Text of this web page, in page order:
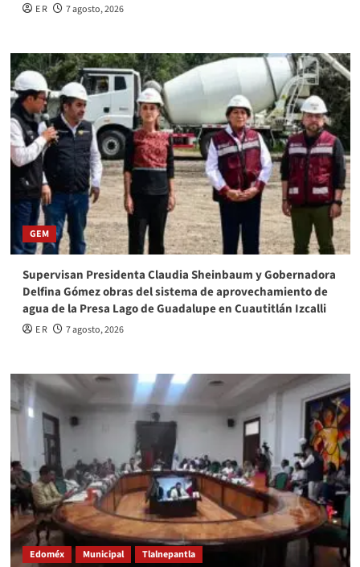
E R 7 agosto, 2026
GEM
Supervisan Presidenta Claudia Sheinbaum y Gobernadora
Delfina Gómez obras del sistema de aprovechamiento de
agua de la Presa Lago de Guadalupe en Cuautitlán Izcalli
E R 7 agosto, 2026
Edoméx Municipal Tlalnepantla